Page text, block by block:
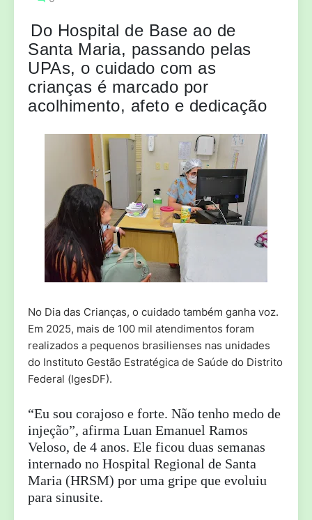
‌Do Hospital de Base ao de
Santa Maria, passando pelas
UPAs, o cuidado com as
crianças é marcado por
acolhimento, afeto e dedicação
No Dia das Crianças, o cuidado também ganha voz.
Em 2025, mais de 100 mil atendimentos foram
realizados a pequenos brasilienses nas unidades
do Instituto Gestão Estratégica de Saúde do Distrito
Federal (IgesDF).
“Eu sou corajoso e forte. Não tenho medo de
injeção”, afirma Luan Emanuel Ramos
Veloso, de 4 anos. Ele ficou duas semanas
internado no Hospital Regional de Santa
Maria (HRSM) por uma gripe que evoluiu
para sinusite.